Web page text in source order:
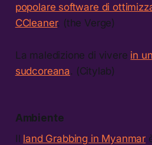
popolare software di
CCleaner. (the Verge)
La maledizione di vivere in
sudcoreana. (Citylab)
Ambiente
Il land Grabbing in Myanmar